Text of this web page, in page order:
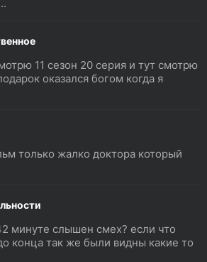
11 сезон 20 серия и тут смотрю
оказался богом когда я
только жалко доктора который
минуте слышен смех? если что
конца так же были видны какие то